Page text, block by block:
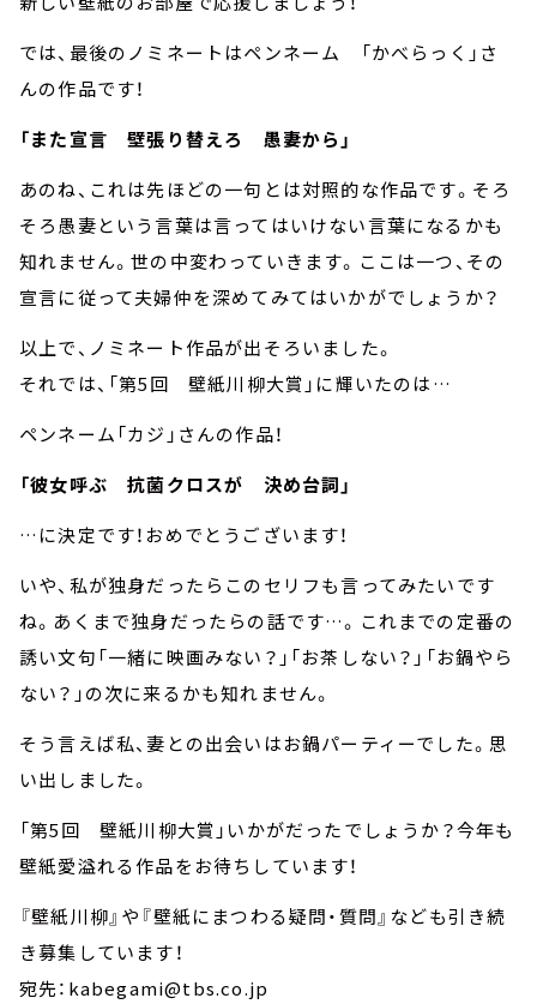
では、最後のノミネートはペンネーム 「かべらっく」さ
んの作品です！
「また宣言 壁張り替えろ 愚妻から」
あのね、これは先ほどの一句とは対照的な作品です。そろ
そろ愚妻という言葉は言ってはいけない言葉になるかも
知れません。世の中変わっていきます。ここは一つ、その
宣言に従って夫婦仲を深めてみてはいかがでしょうか？
以上で、ノミネート作品が出そろいました。
それでは、「第5回 壁紙川柳大賞」に輝いたのは…
ペンネーム「カジ」さんの作品！
「彼女呼ぶ 抗菌クロスが 決め台詞」
…に決定です！おめでとうございます！
いや、私が独身だったらこのセリフも言ってみたいです
ね。あくまで独身だったらの話です…。これまでの定番の
誘い文句「一緒に映画みない？」「お茶しない？」「お鍋やら
ない？」の次に来るかも知れません。
そう言えば私、妻との出会いはお鍋パーティーでした。思
い出しました。
「第5回 壁紙川柳大賞」いかがだったでしょうか？今年も
壁紙愛溢れる作品をお待ちしています！
『壁紙川柳』や『壁紙にまつわる疑問・質問』なども引き続
き募集しています！
宛先：kabegami@tbs.co.jp